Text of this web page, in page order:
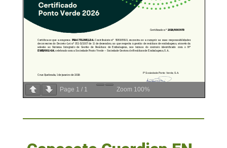
Page 1 / 1 Zoom 100%